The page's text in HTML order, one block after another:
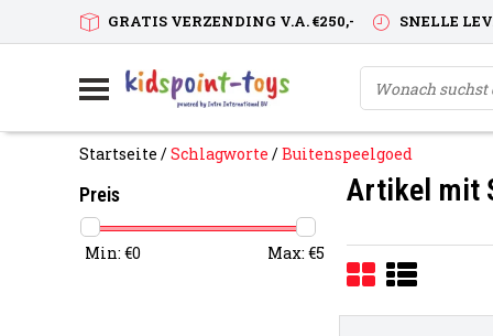
GRATIS VERZENDING V.A. €250,- SNELLE
Startseite /Schlagworte /Buitenspeelgoed
Preis
Min: €0 Max: €5
Artikel mit